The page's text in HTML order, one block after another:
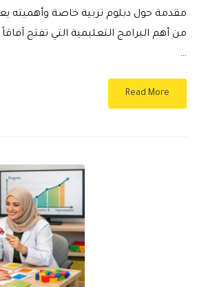
مقدمة حول دبلوم تربية خاصة وأهميته
من أهم البرامج التعليمية التي تفتح
…
Read More